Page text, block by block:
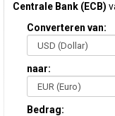
Centrale Bank (ECB)
Converteren van:
naar:
Bedrag: